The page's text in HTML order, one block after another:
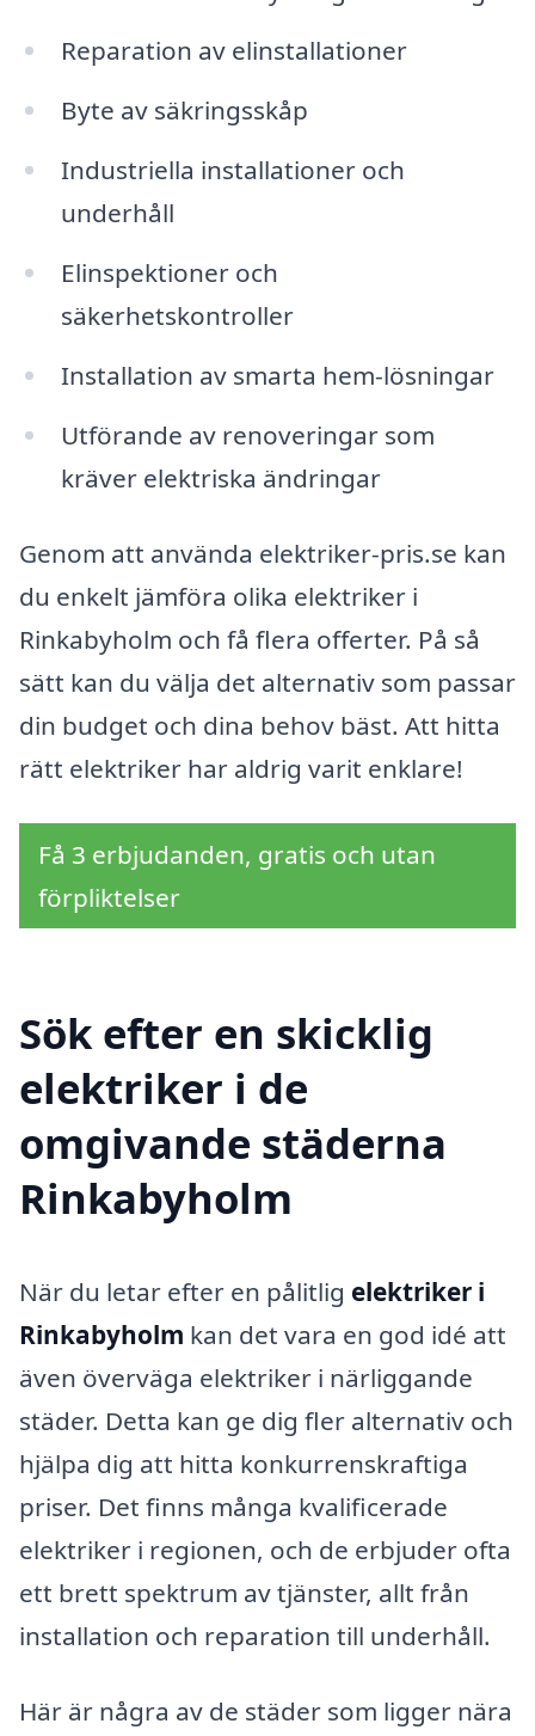
Reparation av elinstallationer
Byte av säkringsskåp
Industriella installationer och
underhåll
Elinspektioner och
säkerhetskontroller
Installation av smarta hem-lösningar
Utförande av renoveringar som
kräver elektriska ändringar
Genom att använda elektriker-pris.se kan
du enkelt jämföra olika elektriker i
Rinkabyholm och få flera offerter. På så
sätt kan du välja det alternativ som passar
din budget och dina behov bäst. Att hitta
rätt elektriker har aldrig varit enklare!
Få 3 erbjudanden, gratis och utan
förpliktelser
Sök efter en skicklig
elektriker i de
omgivande städerna
Rinkabyholm
När du letar efter en pålitlig elektriker i
Rinkabyholm kan det vara en god idé att
även överväga elektriker i närliggande
städer. Detta kan ge dig fler alternativ och
hjälpa dig att hitta konkurrenskraftiga
priser. Det finns många kvalificerade
elektriker i regionen, och de erbjuder ofta
ett brett spektrum av tjänster, allt från
installation och reparation till underhåll.
Här är några av de städer som ligger nära